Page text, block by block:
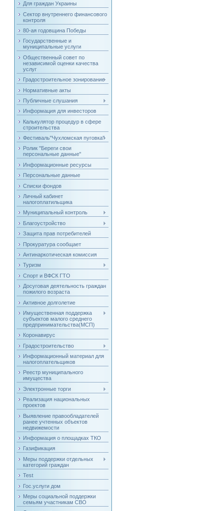
Для граждан Украины
Сектор внутреннего финансового
контроля
80-ая годовщина Победы
Государственные и
муниципальные услуги
Общественный совет по
независимой оценки качества
услуг
Градостроительное зонирование
Нормативные акты
Публичные слушания
Информация для инвесторов
Калькулятор процедур в сфере
строительства
Фестиваль"Чухломская пуговка"
Ролик "Береги свои
персональные данные"
Информационные ресурсы
Персональные данные
Списки фондов
Личный кабинет
налогоплатильщика
Муниципальный контроль
Благоустройство
Защита прав потребителей
Прокуратура сообщает
Антинаркотическая комиссия
Туризм
Спорт и ВФСК ГТО
Досуговая деятельность граждан
пожилого возраста
Активное долголетие
Имущественная поддержка
субъектов малого среднего
предпринимательства(МСП)
Коронавирус
Градостроительство
Информационный материал для
налогоплательщиков
Реестр муниципального
имущества
Электронные торги
Реализация национальных
проектов
Выявление правообладателей
ранее учтенных объектов
недвижемости
Информация о площадках ТКО
Газификация
Меры поддержки отдельных
категорий граждан
Test
Гос.услуги дом
Меры социальной поддержки
семьям участникам СВО